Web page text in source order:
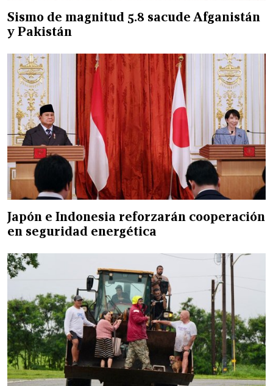
Sismo de magnitud 5.8 sacude Afganistán
y Pakistán
Japón e Indonesia reforzarán cooperación
en seguridad energética